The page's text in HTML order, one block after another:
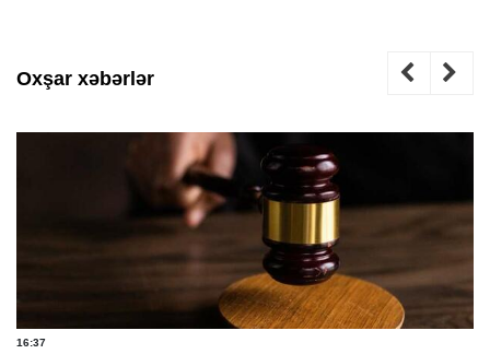
Oxşar xəbərlər
16:37